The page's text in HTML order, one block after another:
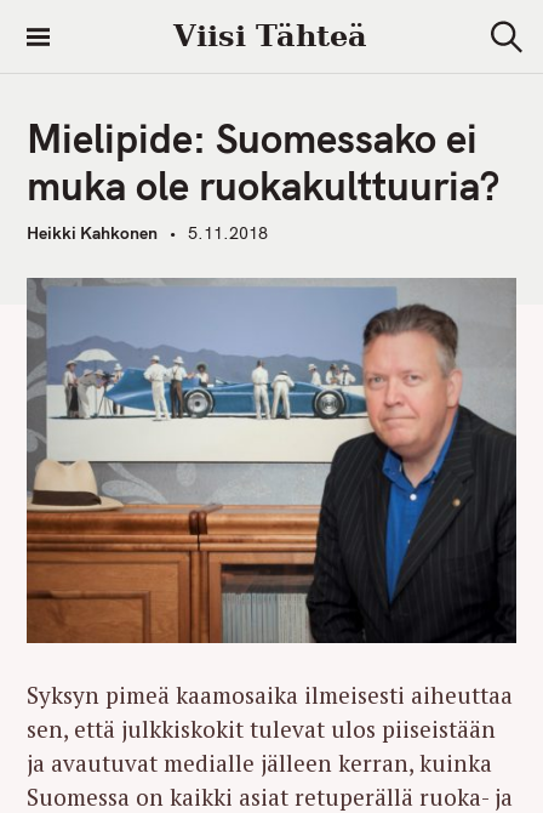
i
Viisi Tähteä
e
Mielipide: Suomessako ei
muka ole ruokakulttuuria?
Heikki Kahkonen 5.11.2018
Syksyn pimeä kaamosaika ilmeisesti aiheuttaa
sen, että julkkiskokit tulevat ulos piiseistään
ja avautuvat medialle jälleen kerran, kuinka
Suomessa on kaikki asiat retuperällä ruoka- ja